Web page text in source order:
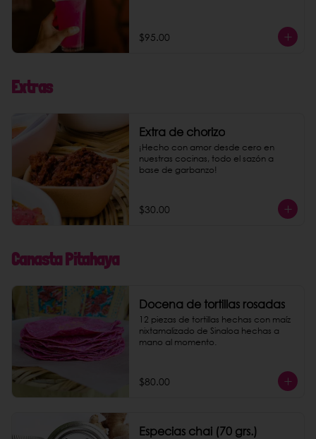
$95.00
Extras
Extra de chorizo
¡Hecho con amor desde cero en
nuestras cocinas, todo el sazón a
base de garbanzo!
$30.00
Canasta Pitahaya
Docena de tortillas rosadas
12 piezas de tortillas hechas con maíz
nixtamalizado de Sinaloa hechas a
mano al momento.
$80.00
Especias chai (70 grs.)